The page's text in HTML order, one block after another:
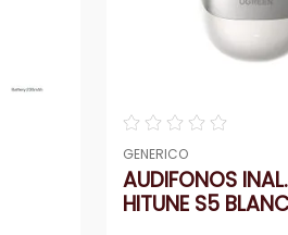
☆☆☆☆☆
GENERICO
AUDIFONOS
HITUNE S5